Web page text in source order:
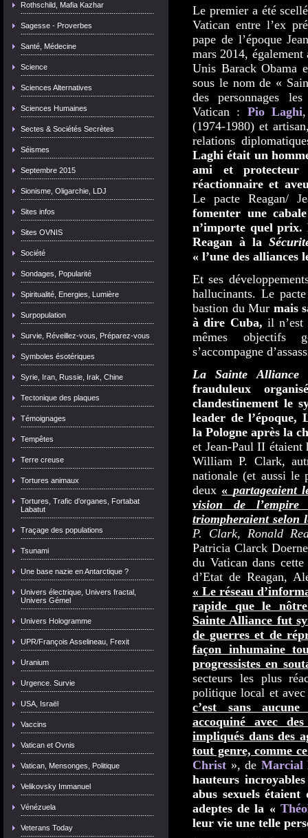
Rothschild, Mafia Kazhar
Sagesse - Proverbes
Santé, Médecine
Science
Sciences Alternatives
Sciences Humaines
Sectes & Sociétés Secrètes
Séismes
Septembre 2015
Sionisme, Oligarchie, LDJ
Sites infos
Sites OVNIS
Société
Sondages, Popularité
Spiritualité, Energies, Lumière
Surpopulation
Survie, Réveillez-vous, Préparez-vous
Symboles ésotériques
Syrie, Iran, Russie, Irak, Chine
Tectonique des plaques
Témoignages
Tempêtes
Terre creuse
Tortures animaux
Tortures, Trafic d'organes, Fortabat
Labatut
Traçage des populations
Tsunami
Une base nazie en Antarctique ?
Univers électrique, Univers fractal,
Univers Gémel
Univers Hologramme
UPR/François Asselineau, Frexit
Uranium
Urgence. Survie
USA, Israël
Vaccins
Vatican et Ovnis
Vatican, Mensonges, Politique
Velikovsky Immanuel
Vénézuela
Veterans Today
Le premier a été
Vatican entre l’ex
pape de l’époque
mars 2014,
Unis Barack Obama
sous le nom de «
des personnages
Vatican : Pio Laghi,
(1974-1980) et
relations
Laghi était un
ami et
réactionnaire et
Le pacte Reagan/
fomenter une
n’importe quel prix.
Reagan à la
« l’une des alliances
Et ses
hallucinants. Le
bastion du Mur mais
à dire Cuba, il n’est
mêmes objectifs
s’accompagne
La Sainte Alliance
frauduleux
clandestinement le
leader de l’époque,
la Pologne après la
et Jean-Paul II étaient
William P. Clark,
nationale (et aussi le
deux « partageaient
vision de
triompheraient selon
P. Clark, Ronald
Patricia Clarck
du Vatican dans
d’Etat de Reagan,
« Le réseau
rapide que le
Sainte Alliance fut
de guerres et de
façon inhumaine
progressistes en
secteurs les plus
politique local et
c’est sans
accoquiné avec
impliqués dans des
tout genre, comme
Christ », de Marcial
hauteurs
abus sexuels
adeptes de la «
leur vie une telle